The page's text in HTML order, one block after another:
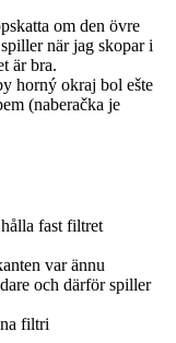
om den övre
när jag skopar i
är bra.
horný okraj bol ešte
(naberačka je
fast filtret
var ännu
och därför spiller
filtri